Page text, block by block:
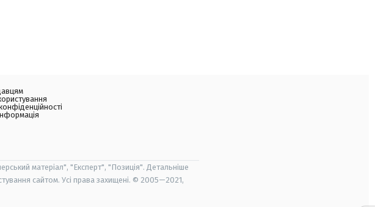
матеріал", "Експерт", "Позиція". Детальніше
сайтом. Усі права захищені. © 2005—2021,